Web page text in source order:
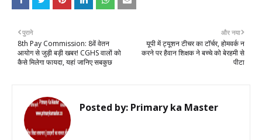
और नया
यूपी में ट्यूशन टीचर का टॉर्चर, होमवर्क न
करने पर हैवान शिक्षक ने बच्चे को बेरहमी से
पीटा
पुराने
8th Pay Commission: 8वें वेतन
आयोग से जुड़ी बड़ी खबर! CGHS वालों को
कैसे मिलेगा फायदा, यहां जानिए सबकुछ
Posted by: Primary ka Master